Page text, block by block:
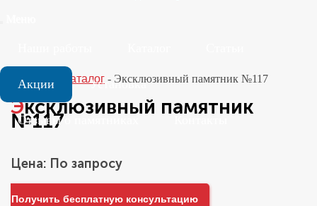
Акции Установка
Отзывы о памятниках
Главная Каталог - Эксклюзивный памятник №117
Эксклюзивный памятник
№117
Цена: По запросу
Получить бесплатную консультацию